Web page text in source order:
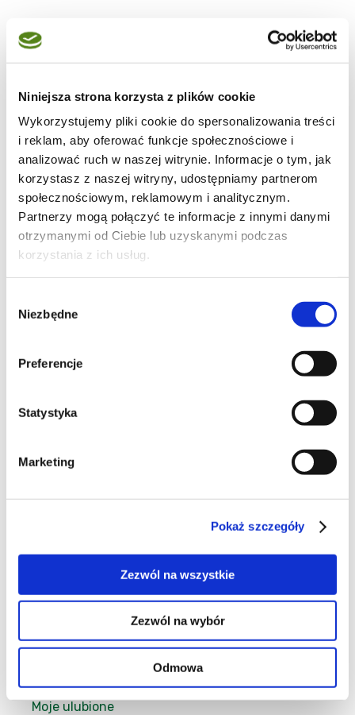
Niniejsza strona korzysta z plików cookie
Wykorzystujemy pliki cookie do spersonalizowania treści
i reklam, aby oferować funkcje społecznościowe i
analizować ruch w naszej witrynie. Informacje o tym, jak
korzystasz z naszej witryny, udostępniamy partnerom
społecznościowym, reklamowym i analitycznym.
Partnerzy mogą połączyć te informacje z innymi danymi
otrzymanymi od Ciebie lub uzyskanymi podczas
korzystania z ich usług.
zgody
Niezbędne
Preferencje
Statystyka
Marketing
Pokaż szczegóły
Zezwól na wszystkie
Zezwól na wybór
Odmowa
Moje ulubione
71
46
24
Moje ulubione
22
4
4
Moje ulubione